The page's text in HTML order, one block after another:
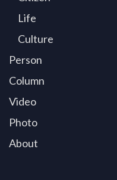
Life
Culture
Person
Column
Video
Photo
About